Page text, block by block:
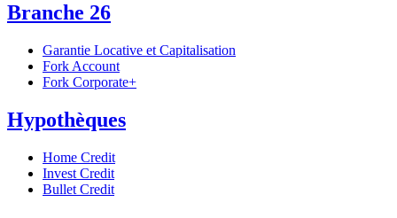
Branche 26
Garantie Locative et Capitalisation
Fork Account
Fork Corporate+
Hypothèques
Home Credit
Invest Credit
Bullet Credit